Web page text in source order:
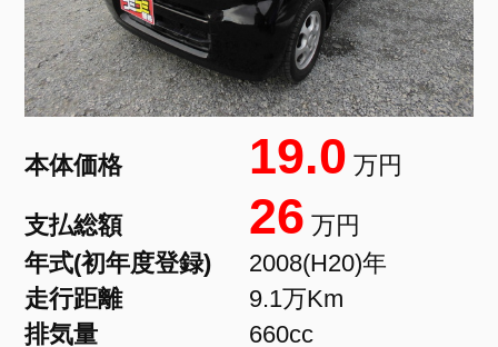
本体価格 19.0 万円
支払総額 26 万円
年式(初年度登録)
2008(H20)年
走行距離
9.1万Km
排気量
660cc